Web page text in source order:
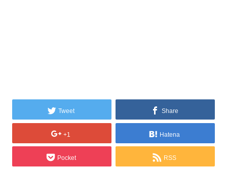
Tweet Share
+1 Hatena
Pocket RSS